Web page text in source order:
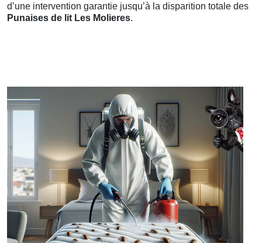
d’une intervention garantie jusqu’à la disparition totale des
Punaises de lit Les Molieres.